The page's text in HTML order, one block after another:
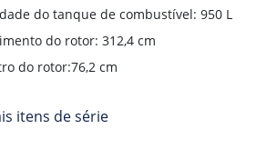
do tanque de combustível: 950 L
do rotor: 312,4 cm
do rotor:76,2 cm
itens de série